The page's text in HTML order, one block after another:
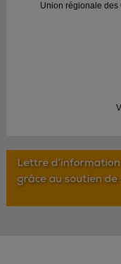
Union régionale des